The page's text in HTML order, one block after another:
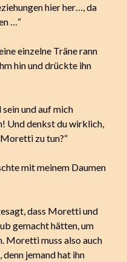
hier her…, da
…“
einzelne Träne rann
hin und drückte ihn
sein und auf mich
Und denkst du wirklich,
zu tun?“
mit meinem Daumen
dass Moretti und
gemacht hätten, um
Moretti muss also auch
jemand hat ihn